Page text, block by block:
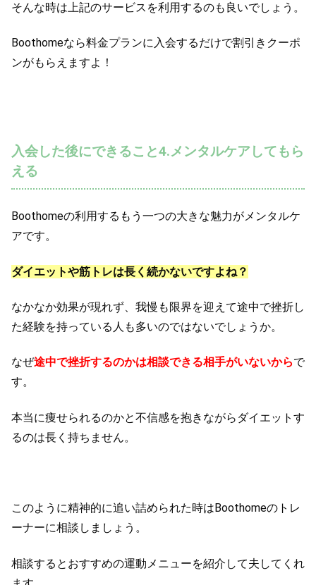
そんな時は上記のサービスを利用するのも良いでしょう。
Boothomeなら料金プランに入会するだけで割引きクーポ
ンがもらえますよ！
入会した後にできること4.メンタルケアしてもら
える
Boothomeの利用するもう一つの大きな魅力がメンタルケ
アです。
ダイエットや筋トレは長く続かないですよね？
なかなか効果が現れず、我慢も限界を迎えて途中で挫折し
た経験を持っている人も多いのではないでしょうか。
なぜ途中で挫折するのかは相談できる相手がいないからで
す。
本当に痩せられるのかと不信感を抱きながらダイエットす
るのは長く持ちません。
このように精神的に追い詰められた時はBoothomeのトレ
ーナーに相談しましょう。
相談するとおすすめの運動メニューを紹介して夫してくれ